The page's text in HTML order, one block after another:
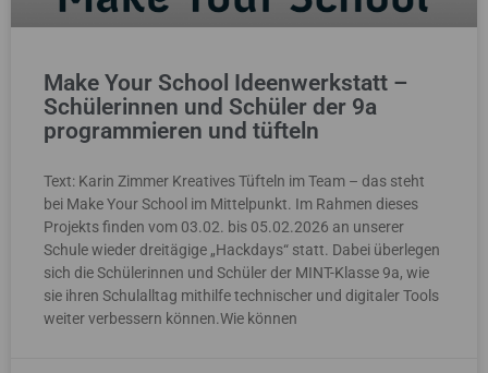
Make Your School Ideenwerkstatt –
Schülerinnen und Schüler der 9a
programmieren und tüfteln
Text: Karin Zimmer Kreatives Tüfteln im Team – das steht
bei Make Your School im Mittelpunkt. Im Rahmen dieses
Projekts finden vom 03.02. bis 05.02.2026 an unserer
Schule wieder dreitägige „Hackdays“ statt. Dabei überlegen
sich die Schülerinnen und Schüler der MINT-Klasse 9a, wie
sie ihren Schulalltag mithilfe technischer und digitaler Tools
weiter verbessern können.Wie können